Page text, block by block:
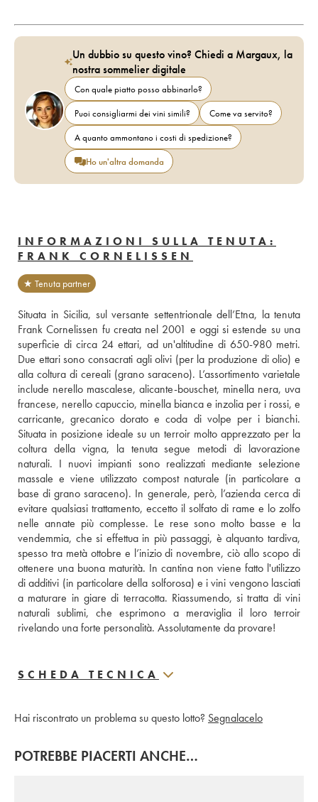
Un dubbio su questo vino? Chiedi a Margaux, la
nostra sommelier digitale
Con quale piatto posso abbinarlo?
Puoi consigliarmi dei vini simili?
Come va servito?
A quanto ammontano i costi di spedizione?
Ho un'altra domanda
INFORMAZIONI SULLA TENUTA:
FRANK CORNELISSEN
★ Tenuta partner
Situata in Sicilia, sul versante settentrionale dell’Etna, la tenuta
Frank Cornelissen fu creata nel 2001 e oggi si estende su una
superficie di circa 24 ettari, ad un'altitudine di 650-980 metri.
Due ettari sono consacrati agli olivi (per la produzione di olio) e
alla coltura di cereali (grano saraceno). L’assortimento varietale
include nerello mascalese, alicante-bouschet, minella nera, uva
francese, nerello capuccio, minella bianca e inzolia per i rossi, e
carricante, grecanico dorato e coda di volpe per i bianchi.
Situata in posizione ideale su un terroir molto apprezzato per la
coltura della vigna, la tenuta segue metodi di lavorazione
naturali. I nuovi impianti sono realizzati mediante selezione
massale e viene utilizzato compost naturale (in particolare a
base di grano saraceno). In generale, però, l’azienda cerca di
evitare qualsiasi trattamento, eccetto il solfato di rame e lo zolfo
nelle annate più complesse. Le rese sono molto basse e la
vendemmia, che si effettua in più passaggi, è alquanto tardiva,
spesso tra metà ottobre e l’inizio di novembre, ciò allo scopo di
ottenere una buona maturità. In cantina non viene fatto l'utilizzo
di additivi (in particolare della solforosa) e i vini vengono lasciati
a maturare in giare di terracotta. Riassumendo, si tratta di vini
naturali sublimi, che esprimono a meraviglia il loro terroir
rivelando una forte personalità. Assolutamente da provare!
SCHEDA TECNICA
Hai riscontrato un problema su questo lotto? Segnalacelo
POTREBBE PIACERTI ANCHE…